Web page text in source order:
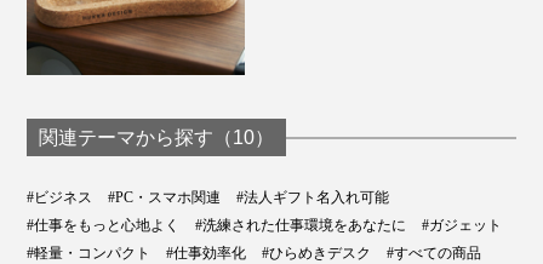
関連テーマから探す（10）
#ビジネス #PC・スマホ関連
#法人ギフト名入れ可能
#仕事をもっと心地よく
#洗練された仕事環境をあなたに
#ガジェット
#軽量・コンパクト
#仕事効率化 #ひらめきデスク #すべての商品